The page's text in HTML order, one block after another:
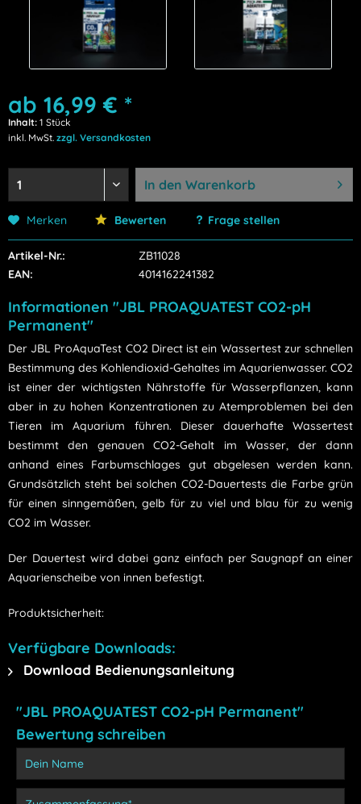
ab 16,99 € *
Inhalt: 1 Stück
inkl. MwSt. zzgl. Versandkosten
In den Warenkorb
Merken Bewerten Frage stellen
Artikel-Nr.:
ZB11028
EAN:
4014162241382
Informationen "JBL PROAQUATEST CO2-pH
Permanent"
Der JBL ProAquaTest CO2 Direct ist ein Wassertest zur schnellen
Bestimmung des Kohlendioxid-Gehaltes im Aquarienwasser. CO2
ist einer der wichtigsten Nährstoffe für Wasserpflanzen, kann
aber in zu hohen Konzentrationen zu Atemproblemen bei den
Tieren im Aquarium führen. Dieser dauerhafte Wassertest
bestimmt den genauen CO2-Gehalt im Wasser, der dann
anhand eines Farbumschlages gut abgelesen werden kann.
Grundsätzlich steht bei solchen CO2-Dauertests die Farbe grün
für einen sinngemäßen, gelb für zu viel und blau für zu wenig
CO2 im Wasser.
Der Dauertest wird dabei ganz einfach per Saugnapf an einer
Aquarienscheibe von innen befestigt.
Produktsicherheit:
Verfügbare Downloads:
Download Bedienungsanleitung
"JBL PROAQUATEST CO2-pH Permanent"
Bewertung schreiben